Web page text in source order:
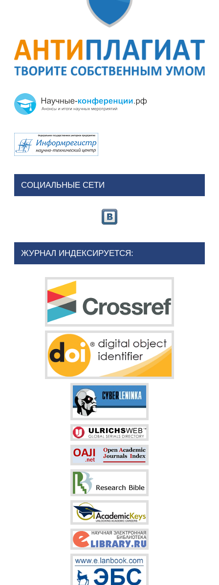
СОЦИАЛЬНЫЕ СЕТИ
ЖУРНАЛ ИНДЕКСИРУЕТСЯ: